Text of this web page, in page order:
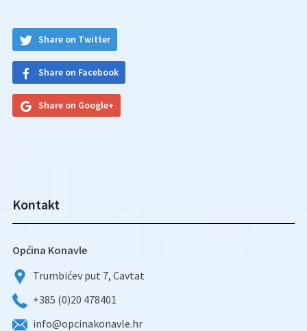
Share on Twitter
Share on Facebook
Share on Google+
Kontakt
Općina Konavle
Trumbićev put 7, Cavtat
+385 (0)20 478401
info@opcinakonavle.hr